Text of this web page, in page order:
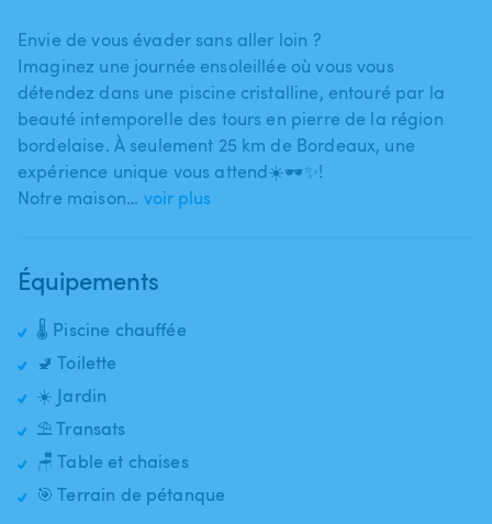
Envie de vous évader sans aller loin ?
Imaginez une journée ensoleillée où vous vous
détendez dans une piscine cristalline​,​ entouré par la
beauté intemporelle des tours en pierre de la région
bordelaise. À seulement 25 km de Bordeaux​,​ une
expérience unique vous attend☀️🕶️✨!
Notre maison… voir plus
Équipements
🌡️ Piscine chauffée
🚽 Toilette
☀️ Jardin
⛱️ Transats
🪑 Table et chaises
🎯 Terrain de pétanque